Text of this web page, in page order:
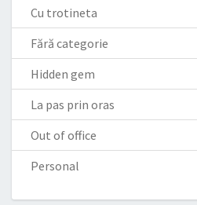
Cu trotineta
Fără categorie
Hidden gem
La pas prin oras
Out of office
Personal